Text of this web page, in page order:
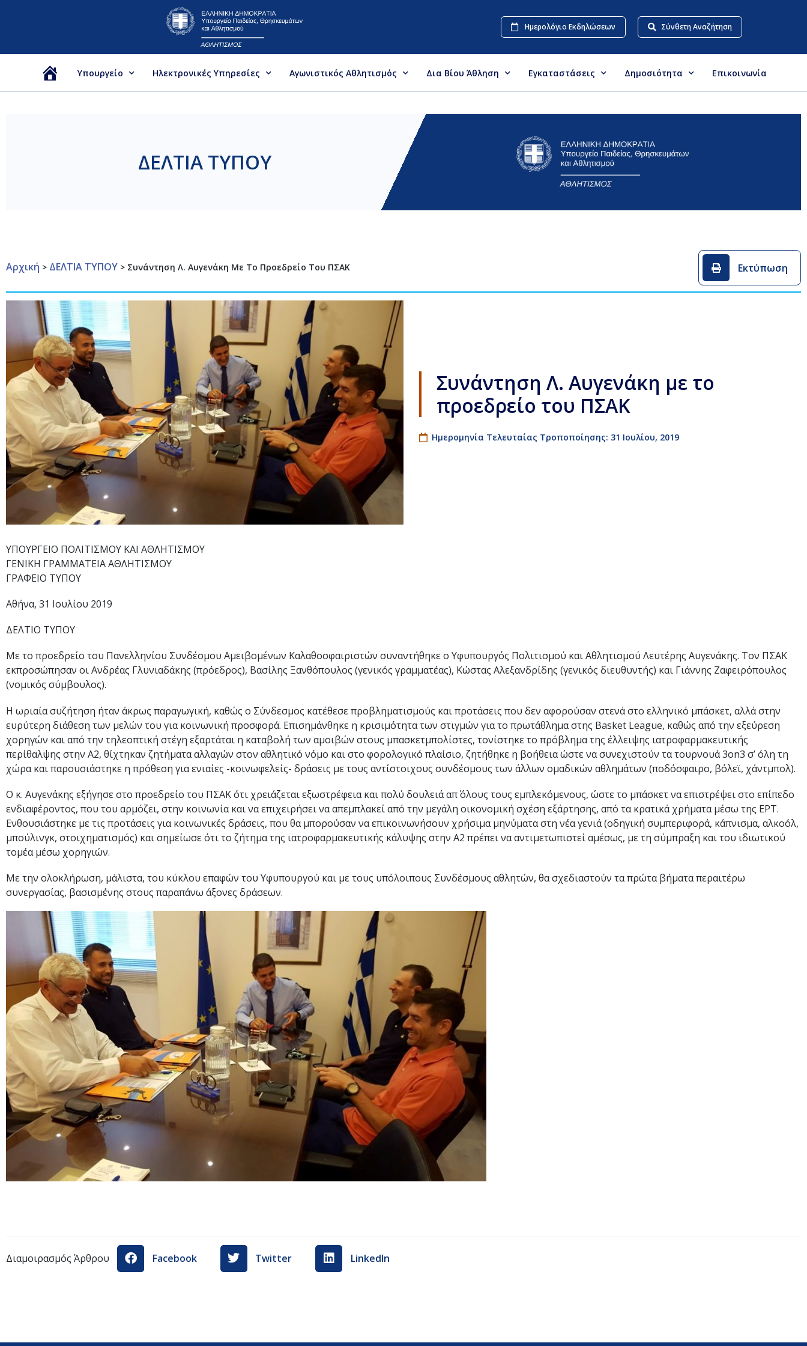
Ημερολόγιο Εκδηλώσεων Σύνθετη Αναζήτηση
Αρχική
Υπουργείο Ηλεκτρονικές Υπηρεσίες Αγωνιστικός Αθλητισμός Δια Βίου Άθληση Εγκαταστάσεις Δημοσιότητα Επικοινωνία
ΔΕΛΤΙΑ ΤΥΠΟΥ
Αρχική > ΔΕΛΤΙΑ ΤΥΠΟΥ > Συνάντηση Λ. Αυγενάκη Με Το Προεδρείο Του ΠΣΑΚ Εκτύπωση
Συνάντηση Λ. Αυγενάκη με το
προεδρείο του ΠΣΑΚ
Ημερομηνία Τελευταίας Τροποποίησης: 31 Ιουλίου, 2019
ΥΠΟΥΡΓΕΙΟ ΠΟΛΙΤΙΣΜΟΥ ΚΑΙ ΑΘΛΗΤΙΣΜΟΥ
ΓΕΝΙΚΗ ΓΡΑΜΜΑΤΕΙΑ ΑΘΛΗΤΙΣΜΟΥ
ΓΡΑΦΕΙΟ ΤΥΠΟΥ
Αθήνα, 31 Ιουλίου 2019
ΔΕΛΤΙΟ ΤΥΠΟΥ
Με το προεδρείο του Πανελληνίου Συνδέσμου Αμειβομένων Καλαθοσφαιριστών συναντήθηκε ο Υφυπουργός Πολιτισμού και Αθλητισμού Λευτέρης Αυγενάκης. Τον ΠΣΑΚ
εκπροσώπησαν οι Ανδρέας Γλυνιαδάκης (πρόεδρος), Βασίλης Ξανθόπουλος (γενικός γραμματέας), Κώστας Αλεξανδρίδης (γενικός διευθυντής) και Γιάννης Ζαφειρόπουλος
(νομικός σύμβουλος).
Η ωριαία συζήτηση ήταν άκρως παραγωγική, καθώς ο Σύνδεσμος κατέθεσε προβληματισμούς και προτάσεις που δεν αφορούσαν στενά στο ελληνικό μπάσκετ, αλλά στην
ευρύτερη διάθεση των μελών του για κοινωνική προσφορά. Επισημάνθηκε η κρισιμότητα των στιγμών για το πρωτάθλημα στης Basket League, καθώς από την εξεύρεση
χορηγών και από την τηλεοπτική στέγη εξαρτάται η καταβολή των αμοιβών στους μπασκετμπολίστες, τονίστηκε το πρόβλημα της έλλειψης ιατροφαρμακευτικής
περίθαλψης στην Α2, θίχτηκαν ζητήματα αλλαγών στον αθλητικό νόμο και στο φορολογικό πλαίσιο, ζητήθηκε η βοήθεια ώστε να συνεχιστούν τα τουρνουά 3on3 σ’ όλη τη
χώρα και παρουσιάστηκε η πρόθεση για ενιαίες -κοινωφελείς- δράσεις με τους αντίστοιχους συνδέσμους των άλλων ομαδικών αθλημάτων (ποδόσφαιρο, βόλεϊ, χάντμπολ).
Ο κ. Αυγενάκης εξήγησε στο προεδρείο του ΠΣΑΚ ότι χρειάζεται εξωστρέφεια και πολύ δουλειά απ΄ όλους τους εμπλεκόμενους, ώστε το μπάσκετ να επιστρέψει στο επίπεδο
ενδιαφέροντος, που του αρμόζει, στην κοινωνία και να επιχειρήσει να απεμπλακεί από την μεγάλη οικονομική σχέση εξάρτησης, από τα κρατικά χρήματα μέσω της ΕΡΤ.
Ενθουσιάστηκε με τις προτάσεις για κοινωνικές δράσεις, που θα μπορούσαν να επικοινωνήσουν χρήσιμα μηνύματα στη νέα γενιά (οδηγική συμπεριφορά, κάπνισμα, αλκοόλ,
μπούλινγκ, στοιχηματισμός) και σημείωσε ότι το ζήτημα της ιατροφαρμακευτικής κάλυψης στην Α2 πρέπει να αντιμετωπιστεί αμέσως, με τη σύμπραξη και του ιδιωτικού
τομέα μέσω χορηγιών.
Με την ολοκλήρωση, μάλιστα, του κύκλου επαφών του Υφυπουργού και με τους υπόλοιπους Συνδέσμους αθλητών, θα σχεδιαστούν τα πρώτα βήματα περαιτέρω
συνεργασίας, βασισμένης στους παραπάνω άξονες δράσεων.
Διαμοιρασμός Άρθρου Facebook Twitter LinkedIn